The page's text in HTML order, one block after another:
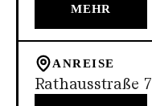
MEHR
ANREISE
Rathausstraße